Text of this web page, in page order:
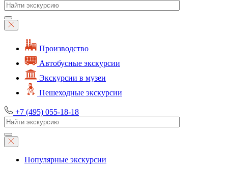
Производство
Автобусные экскурсии
Экскурсии в музеи
Пешеходные экскурсии
+7 (495) 055-18-18
Популярные экскурсии